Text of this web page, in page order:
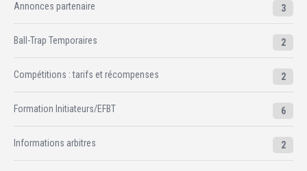
Annonces partenaire 3
Ball-Trap Temporaires 2
Compétitions : tarifs et récompenses 2
Formation Initiateurs/EFBT 6
Informations arbitres 2